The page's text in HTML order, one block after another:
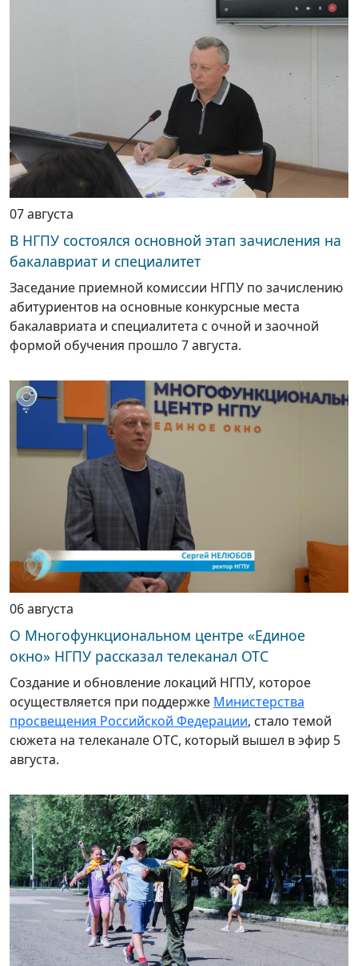
07 августа
В НГПУ состоялся основной этап зачисления на
бакалавриат и специалитет
Заседание приемной комиссии НГПУ по зачислению
абитуриентов на основные конкурсные места
бакалавриата и специалитета с очной и заочной
формой обучения прошло 7 августа.
06 августа
О Многофункциональном центре «Единое
окно» НГПУ рассказал телеканал ОТС
Создание и обновление локаций НГПУ, которое
осуществляется при поддержке Министерства
просвещения Российской Федерации, стало темой
сюжета на телеканале ОТС, который вышел в эфир 5
августа.